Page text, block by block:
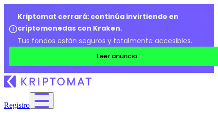
Kriptomat cerrará: continúa invirtiendo en
criptomonedas con Kraken.
Tus fondos están seguros y totalmente accesibles.
Leer anuncio
Registro